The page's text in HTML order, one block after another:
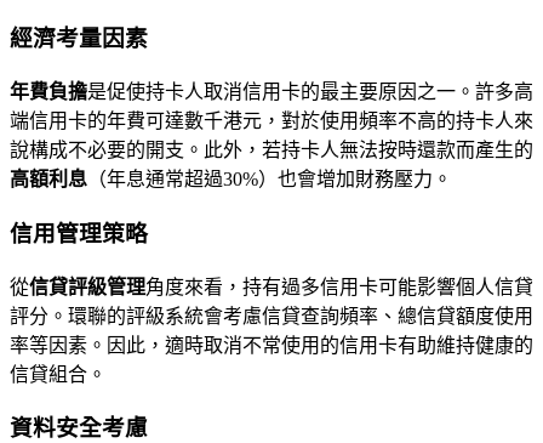
經濟考量因素
年費負擔是促使持卡人取消信用卡的最主要原因之一。許多高
端信用卡的年費可達數千港元，對於使用頻率不高的持卡人來
說構成不必要的開支。此外，若持卡人無法按時還款而產生的
高額利息 （年息通常超過30%）也會增加財務壓力。
信用管理策略
從信貸評級管理角度來看，持有過多信用卡可能影響個人信貸
評分。環聯的評級系統會考慮信貸查詢頻率、總信貸額度使用
率等因素。因此，適時取消不常使用的信用卡有助維持健康的
信貸組合。
資料安全考慮